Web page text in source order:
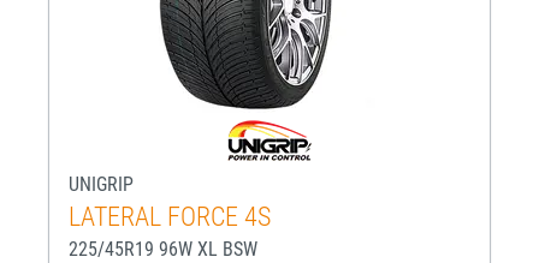
UNIGRIP
LATERAL FORCE 4S
225/45R19 96W XL BSW